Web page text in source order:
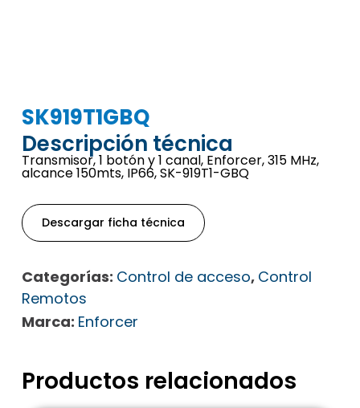
SK919T1GBQ
Descripción técnica
Transmisor, 1 botón y 1 canal, Enforcer, 315 MHz,
alcance 150mts, IP66, SK-919T1-GBQ
Descargar ficha técnica
Categorías: Control de acceso, Control
Remotos
Marca: Enforcer
Productos relacionados